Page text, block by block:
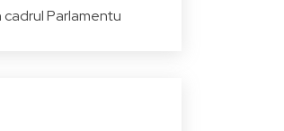
Parlamentu